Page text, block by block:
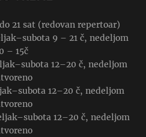
21 sat (redovan repertoar)
9 – 21 č, nedeljom
– 15č
12–20 č, nedeljom
12–20 č, nedeljom
12–20 č, nedeljom